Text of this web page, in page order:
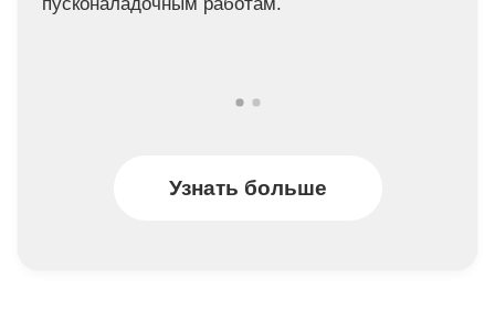
Узнать больше